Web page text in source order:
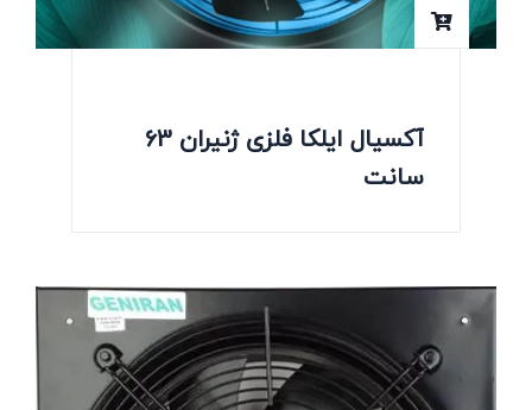
آکسیال ایلکا فلزی ژنیران 63
سانت